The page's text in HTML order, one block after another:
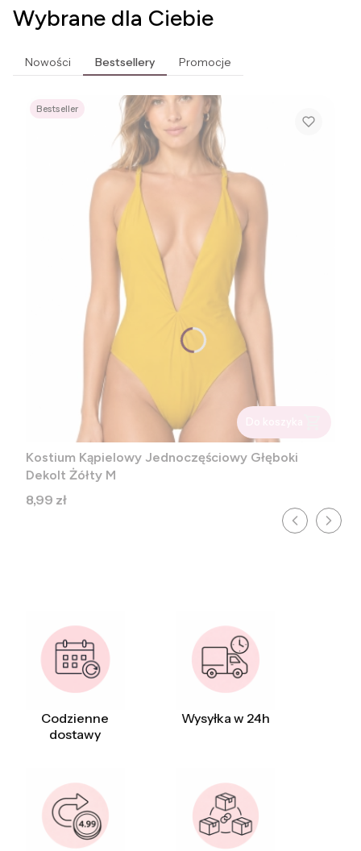
Wybrane dla Ciebie
Nowości Bestsellery Promocje
Bestseller
Kostium Kąpielowy Jednoczęściowy Głęboki
Dekolt Żółty M
Cena
8,99 zł
Codzienne
dostawy
Wysyłka w 24h